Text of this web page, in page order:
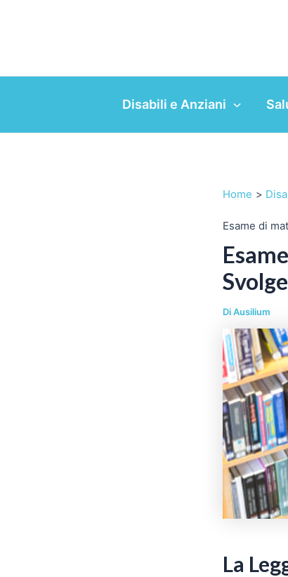
Disabili e Anziani
Home
Esame di
DiAusilium
La